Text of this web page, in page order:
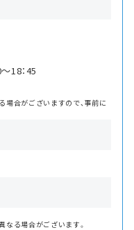
18：45
場合がございますので、事前に
なる場合がございます。